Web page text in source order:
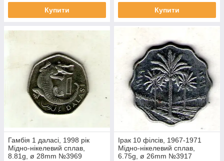
Купити Купити
Гамбія 1 даласі, 1998 рік
Мідно-нікелевий сплав,
8.81g, ø 28mm №3969
Ірак 10 філсів, 1967-1971
Мідно-нікелевий сплав,
6.75g, ø 26mm №3917